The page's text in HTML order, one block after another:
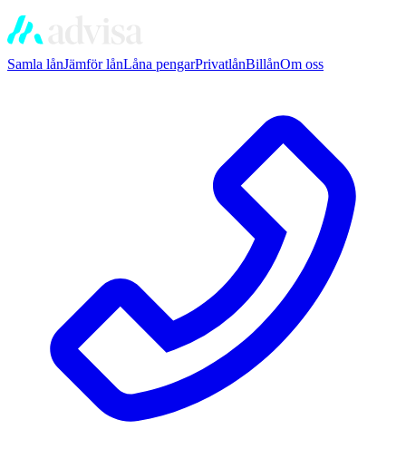
Samla lånJämför lånLåna pengarPrivatlånBillånOm oss